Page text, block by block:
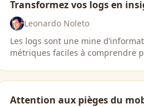
Transformez vos logs en
Leonardo Noleto
Les logs sont une mine
métriques faciles à comprendre
Attention aux pièges du